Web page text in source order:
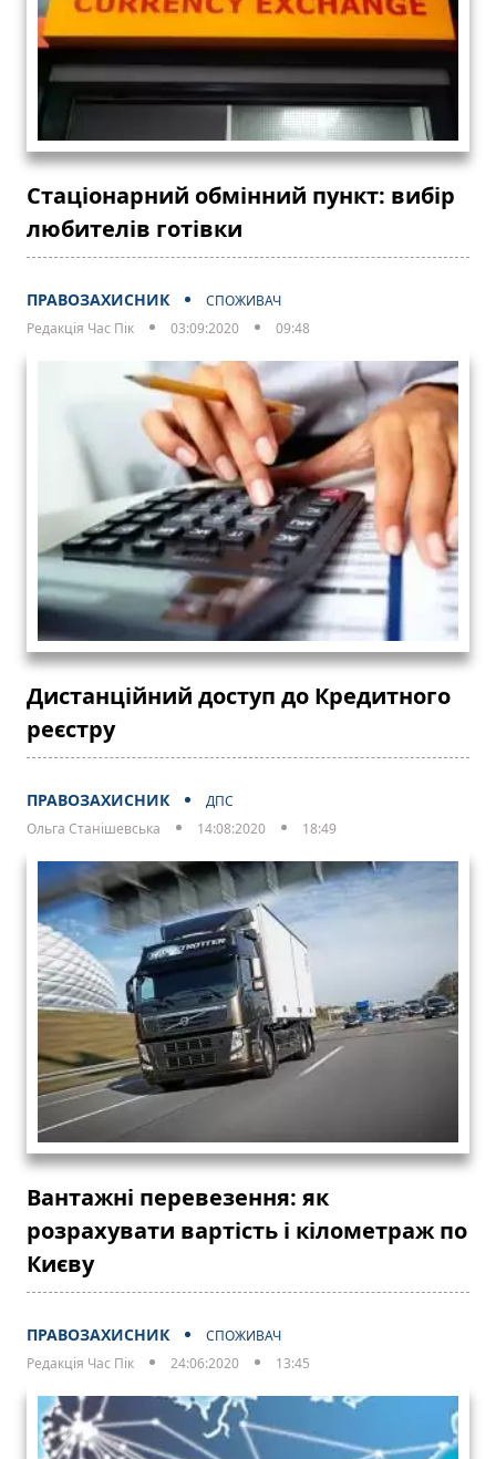
Стаціонарний обмінний пункт: вибір
любителів готівки
ПРАВОЗАХИСНИК
СПОЖИВАЧ
Редакція Час Пік
03:09:2020 09:48
Дистанційний доступ до Кредитного
реєстру
ПРАВОЗАХИСНИК
ДПС
Ольга Станішевська
14:08:2020 18:49
Вантажні перевезення: як
розрахувати вартість і кілометраж по
Києву
ПРАВОЗАХИСНИК
СПОЖИВАЧ
Редакція Час Пік
24:06:2020 13:45